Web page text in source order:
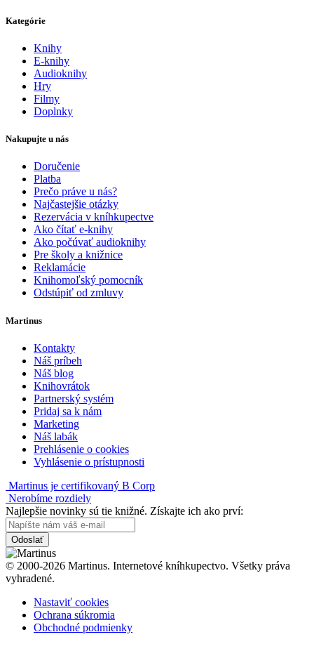
Kategórie
Knihy
E-knihy
Audioknihy
Hry
Filmy
Doplnky
Nakupujte u nás
Doručenie
Platba
Prečo práve u nás?
Najčastejšie otázky
Rezervácia v kníhkupectve
Ako čítať e-knihy
Ako počúvať audioknihy
Pre školy a knižnice
Reklamácie
Knihomoľský pomocník
Odstúpiť od zmluvy
Martinus
Kontakty
Náš príbeh
Náš blog
Knihovrátok
Partnerský systém
Pridaj sa k nám
Marketing
Náš labák
Prehlásenie o cookies
Vyhlásenie o prístupnosti
Martinus je certifikovaný B Corp
Nerobíme rozdiely
Najlepšie novinky sú tie knižné. Získajte ich ako prví:
Odoslať
© 2000-2026 Martinus. Internetové kníhkupectvo. Všetky práva
vyhradené.
Nastaviť cookies
Ochrana súkromia
Obchodné podmienky